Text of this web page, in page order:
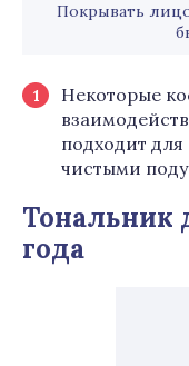
Покрывать
Некоторые
подходит
чистыми
Тональник
года